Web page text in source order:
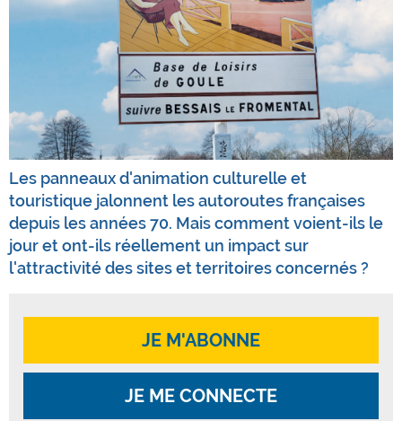
Les panneaux d'animation culturelle et
touristique jalonnent les autoroutes françaises
depuis les années 70. Mais comment voient-ils le
jour et ont-ils réellement un impact sur
l'attractivité des sites et territoires concernés ?
JE M'ABONNE
JE ME CONNECTE